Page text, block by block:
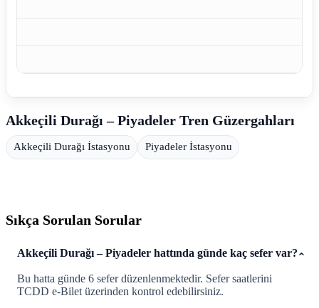
Akkeçili Durağı – Piyadeler Tren Güzergahları
Akkeçili Durağı İstasyonu Piyadeler İstasyonu
Sıkça Sorulan Sorular
Akkeçili Durağı – Piyadeler hattında günde kaç sefer var?
Bu hatta günde 6 sefer düzenlenmektedir. Sefer saatlerini
TCDD e-Bilet üzerinden kontrol edebilirsiniz.